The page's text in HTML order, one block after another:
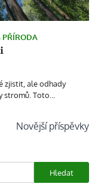
PŘÍRODA
zjistit, ale odhady
stromů. Toto…
Novější příspěvky
Hledat